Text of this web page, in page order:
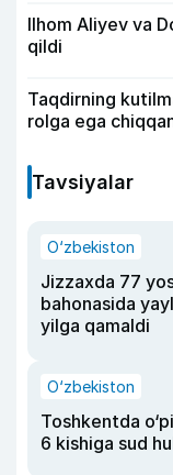
Ilhom Aliyev va
qildi
Taqdirning
rolga ega
Tavsiyalar
O‘zbekiston
Jizzaxda 77
bahonasida
yilga qamaldi
O‘zbekiston
Toshkentda
6 kishiga sud